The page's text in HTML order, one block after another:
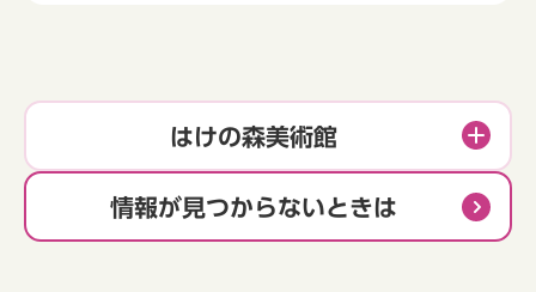
はけの森美術館
情報が見つからないときは